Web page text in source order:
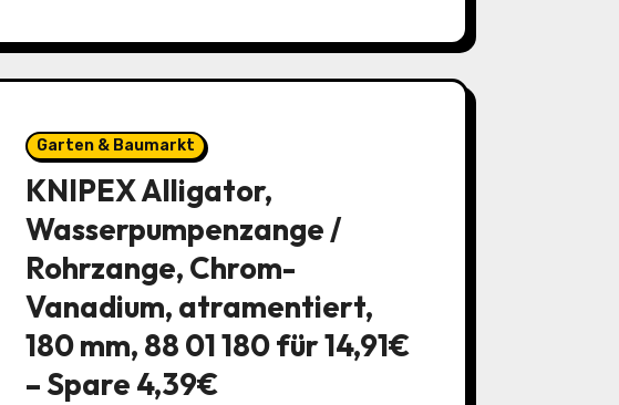
Garten & Baumarkt
KNIPEX Alligator,
Wasserpumpenzange /
Rohrzange, Chrom-
Vanadium, atramentiert,
180 mm, 88 01 180 für 14,91€
– Spare 4,39€